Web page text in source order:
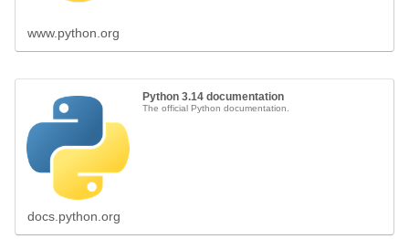
www.python.org
Python 3.14 documentation
The official Python documentation.
docs.python.org